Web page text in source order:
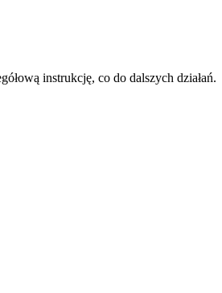
instrukcję, co do dalszych działań.